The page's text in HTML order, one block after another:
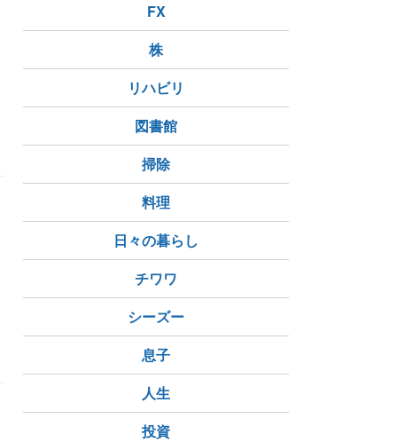
FX
株
リハビリ
図書館
掃除
料理
日々の暮らし
チワワ
シーズー
息子
人生
投資